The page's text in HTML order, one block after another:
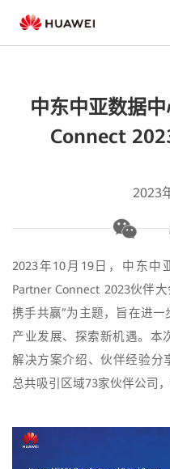
中东中亚数据
Connect
2023
2023年10月19日，中东
Partner Connect 2023伙伴
携手共赢”为主题，旨在进
产业发展、探索新机遇。本
解决方案介绍、伙伴经验分
总共吸引区域73家伙伴公司